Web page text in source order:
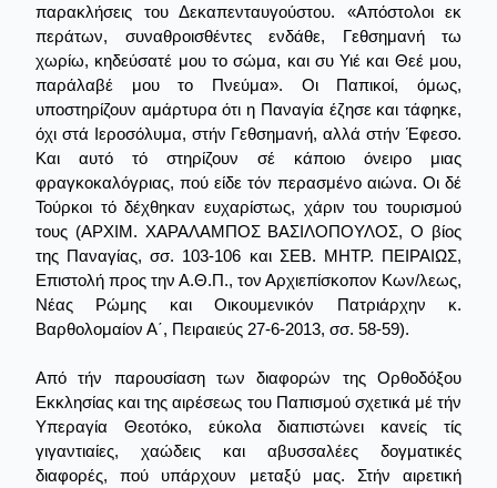
παρακλήσεις του Δεκαπενταυγούστου. «Απόστολοι εκ
περάτων, συναθροισθέντες ενδάθε, Γεθσημανή τω
χωρίω, κηδεύσατέ μου το σώμα, και συ Υιέ και Θεέ μου,
παράλαβέ μου το Πνεύμα». Οι Παπικοί, όμως,
υποστηρίζουν αμάρτυρα ότι η Παναγία έζησε και τάφηκε,
όχι στά Ιεροσόλυμα, στήν Γεθσημανή, αλλά στήν Έφεσο.
Και αυτό τό στηρίζουν σέ κάποιο όνειρο μιας
φραγκοκαλόγριας, πού είδε τόν περασμένο αιώνα. Οι δέ
Τούρκοι τό δέχθηκαν ευχαρίστως, χάριν του τουρισμού
τους (ΑΡΧΙΜ. ΧΑΡΑΛΑΜΠΟΣ ΒΑΣΙΛΟΠΟΥΛΟΣ, Ο βίος
της Παναγίας, σσ. 103-106 και ΣΕΒ. ΜΗΤΡ. ΠΕΙΡΑΙΩΣ,
Επιστολή προς την Α.Θ.Π., τον Αρχιεπίσκοπον Κων/λεως,
Νέας Ρώμης και Οικουμενικόν Πατριάρχην κ.
Βαρθολομαίον Α΄, Πειραιεύς 27-6-2013, σσ. 58-59).
Από τήν παρουσίαση των διαφορών της Ορθοδόξου
Εκκλησίας και της αιρέσεως του Παπισμού σχετικά μέ τήν
Υπεραγία Θεοτόκο, εύκολα διαπιστώνει κανείς τίς
γιγαντιαίες, χαώδεις και αβυσσαλέες δογματικές
διαφορές, πού υπάρχουν μεταξύ μας. Στήν αιρετική